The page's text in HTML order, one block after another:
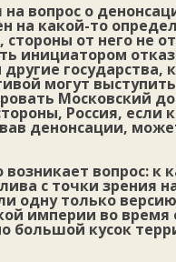
вопрос о
на какой-то
стороны от него не
инициатором
другие
могут
Московский
Россия,
денонсации,
вопрос: к
с точки зрения
одну только
империи во
большой кусок